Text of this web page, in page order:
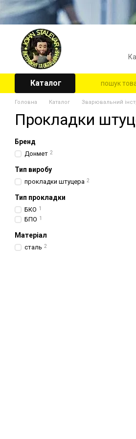
Перейти к основному контенту
Каталог
Головна Каталог Зварювальний
Прокладки
Бренд
Донмет 2
Тип виробу
прокладки штуцера 2
Тип прокладки
БКО 1
БПО 1
Матеріал
сталь 2